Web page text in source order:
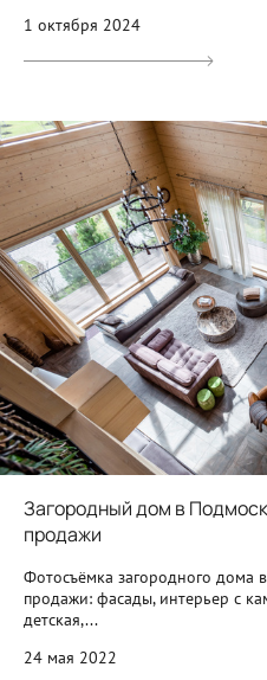
1 октября 2024
Загородный дом в
продажи
Фотосъёмка загородного дома
продажи: фасады, интерьер с
детская,...
24 мая 2022